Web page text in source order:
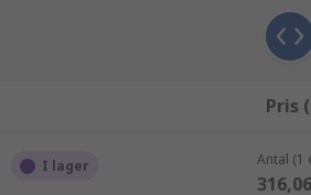
polariserade antenner,
de är ganska
taggläsning, dessa produkter
Pris
I lager Antal (1